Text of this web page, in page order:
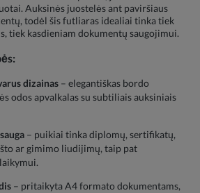
Auksinės juostelės ant paviršiaus
todėl šis futliaras idealiai tinka tiek
tiek kasdieniam dokumentų saugojimui.
dizainas – elegantiškas bordo
odos apvalkalas su subtiliais auksiniais
– puikiai tinka diplomų, sertifikatų,
ar gimimo liudijimų, taip pat
– pritaikyta A4 formato dokumentams,